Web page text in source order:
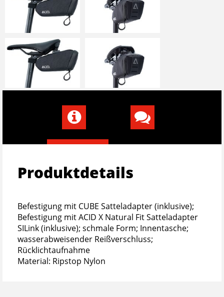
Produktdetails
Befestigung mit CUBE Satteladapter (inklusive);
Befestigung mit ACID X Natural Fit Satteladapter
SILink (inklusive); schmale Form; Innentasche;
wasserabweisender Reißverschluss;
Rücklichtaufnahme
Material: Ripstop Nylon